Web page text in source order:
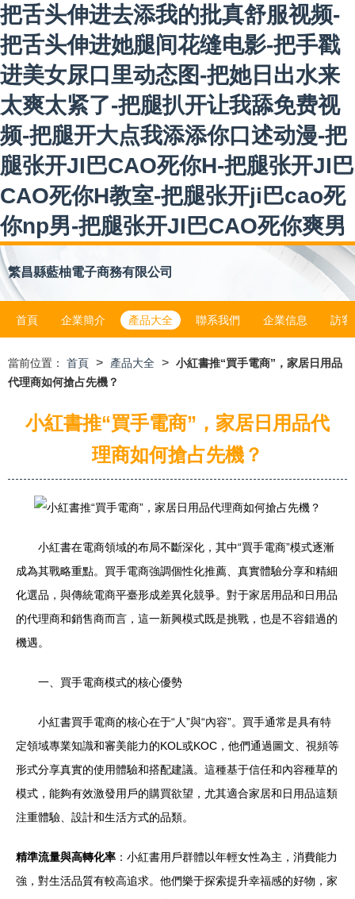
把舌头伸进去添我的批真舒服视频-
把舌头伸进她腿间花缝电影-把手戳
进美女尿口里动态图-把她日出水来
太爽太紧了-把腿扒开让我舔免费视
频-把腿开大点我添添你口述动漫-把
腿张开JI巴CAO死你H-把腿张开JI巴
CAO死你H教室-把腿张开ji巴cao死
你np男-把腿张开JI巴CAO死你爽男
繁昌縣藍柚電子商務有限公司
首頁 企業簡介 產品大全 聯系我們 企業信息 訪客
當前位置： 首頁 > 產品大全 > 小紅書推“買手電商”，家居日用品
代理商如何搶占先機？
小紅書推“買手電商”，家居日用品代
理商如何搶占先機？
小紅書在電商領域的布局不斷深化，其中“買手電商”模式逐漸
成為其戰略重點。買手電商強調個性化推薦、真實體驗分享和精細
化選品，與傳統電商平臺形成差異化競爭。對于家居用品和日用品
的代理商和銷售商而言，這一新興模式既是挑戰，也是不容錯過的
機遇。
一、買手電商模式的核心優勢
小紅書買手電商的核心在于“人”與“內容”。買手通常是具有特
定領域專業知識和審美能力的KOL或KOC，他們通過圖文、視頻等
形式分享真實的使用體驗和搭配建議。這種基于信任和內容種草的
模式，能夠有效激發用戶的購買欲望，尤其適合家居和日用品這類
注重體驗、設計和生活方式的品類。
精準流量與高轉化率 ：小紅書用戶群體以年輕女性為主，消費能力
強，對生活品質有較高追求。他們樂于探索提升幸福感的好物，家